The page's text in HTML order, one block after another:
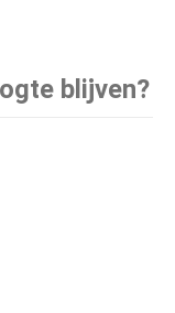
blijven?